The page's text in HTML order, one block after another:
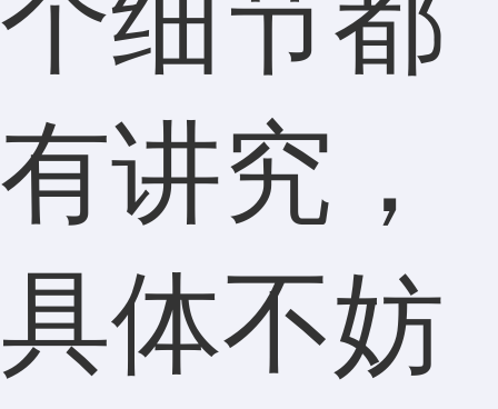
有讲究，
具体不妨